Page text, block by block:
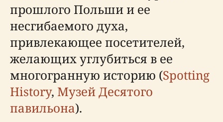
прошлого Польши и ее
несгибаемого духа,
привлекающее посетителей,
желающих углубиться в ее
многогранную историю (Spotting
History, Музей Десятого
павильона).